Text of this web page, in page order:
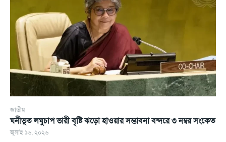
জাতীয়
ঘনীভূত লঘুচাপ ভারী বৃষ্টি ঝড়ো হাওয়ার সম্ভাবনা বন্দরে ৩ নম্বর সংকেত
জুলাই ১৬, ২০২৬